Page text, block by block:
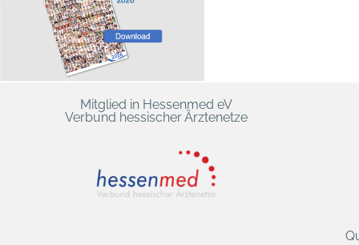
Mitglied in Hessenmed eV
Verbund hessischer Ärztenetze